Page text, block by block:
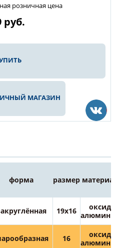
розничная цена
руб.
МАГАЗИН
форма размер материал
19х16
оксид
алюминия
16
оксид
алюминия